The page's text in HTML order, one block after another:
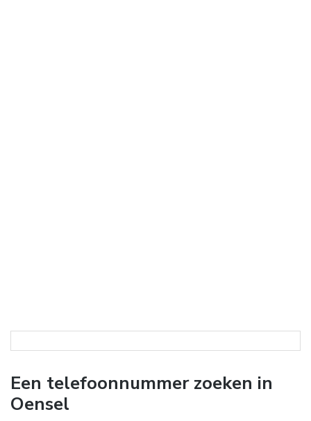
Een telefoonnummer zoeken in
Oensel